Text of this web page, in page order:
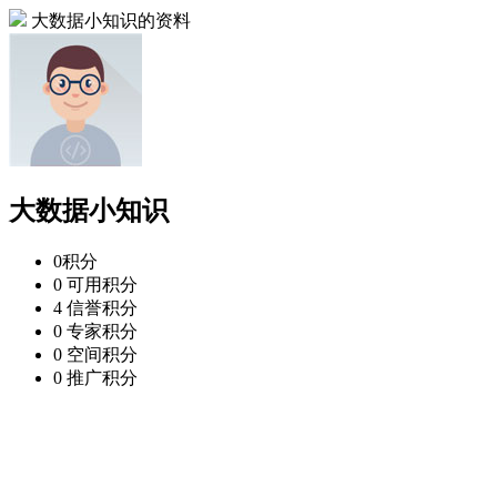
大数据小知识的资料
大数据小知识
0积分
0 可用积分
4 信誉积分
0 专家积分
0 空间积分
0 推广积分